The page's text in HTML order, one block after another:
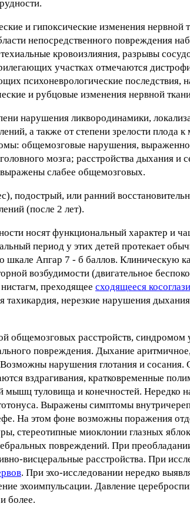
и гипоксические изменения нервной
непосредственного повреждения
кровоизлияния, разрывы
участках отмечаются
психоневрологические последствия,
и рубцовые изменения нервной
нарушения ликвородинамики,
а также от степени зрелости плода
общемозговые нарушения,
мозга; расстройства дыхания и
слабее общемозговых.
подострый, или ранний
(после 2 лет).
носят функциональный характер и
период у этих детей протекает
шкале Апгар 7 - б баллов. Клиническую
возбудимости (двигательное
преходящее сходящееся
нерезкие нарушения
общемозговых расстройств,
повреждения. Дыхание
нарушения глотания и сосания.
вздрагивания, кратковременные
туловища и конечностей. Нередко
Выражены симптомы
На этом фоне возможны поражения
стереотипные миоклонии глазных
повреждений. При
висцеральные расстройства. При
. При эхо-исследовании нередко
эхоимпульсации. Давление
более.